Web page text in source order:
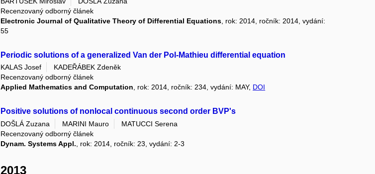
Recenzovaný odborný článek
Electronic Journal of Qualitative Theory of Differential Equations , rok: 2014, ročník: 2014, vydání:
55
Periodic solutions of a generalized Van der Pol-Mathieu differential equation
KALAS Josef
KADEŘÁBEK Zdeněk
Recenzovaný odborný článek
Applied Mathematics and Computation, rok: 2014, ročník: 234, vydání: MAY, DOI
Positive solutions of nonlocal continuous second order BVP's
DOŠLÁ Zuzana MARINI Mauro
MATUCCI Serena
Recenzovaný odborný článek
Dynam. Systems Appl. , rok: 2014, ročník: 23, vydání: 2-3
2013